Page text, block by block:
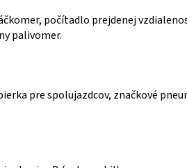
počítadlo prejdenej
palivomer.
pre spolujazdcov, značkové